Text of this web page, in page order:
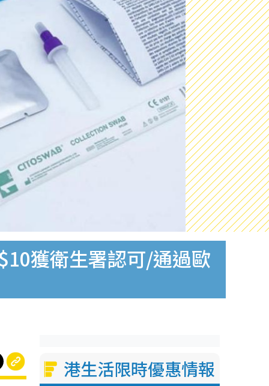
獲衛生署認可/通過歐
港生活限時優惠情報